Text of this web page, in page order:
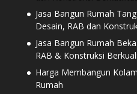
Jasa Bangun Rumah
Desain, RAB dan
Jasa Bangun Rumah
RAB & Konstruksi
Harga Membangun
Rumah